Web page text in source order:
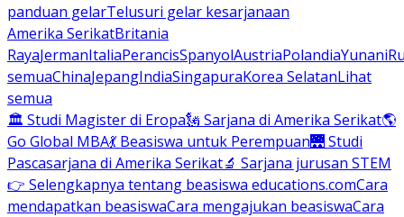
panduan gelarTelusuri gelar kesarjanaan
Amerika SerikatBritania
RayaJermanItaliaPerancisSpanyolAustriaPolandiaYunani
semuaChinaJepangIndiaSingapuraKorea SelatanLihat
semua
🏛 Studi Magister di Eropa🗽 Sarjana di Amerika Serikat🌎
Go Global MBA💃 Beasiswa untuk Perempuan🌉 Studi
Pascasarjana di Amerika Serikat🔬 Sarjana jurusan STEM
👉 Selengkapnya tentang beasiswa educations.comCara
mendapatkan beasiswaCara mengajukan beasiswaCara